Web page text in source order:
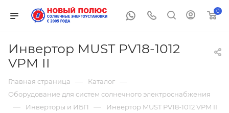
0
Инвертор MUST PV18-1012
VPM II
Главная страница — Каталог —
Оборудование для систем солнечного электроснабжения
— Инверторы и ИБП — Инвертор MUST PV18-1012 VPM II